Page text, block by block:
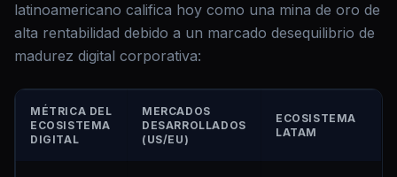
latinoamericano califica hoy como una mina de oro de
alta rentabilidad debido a un marcado desequilibrio de
madurez digital corporativa:
MÉTRICA DEL
ECOSISTEMA
DIGITAL
MERCADOS
DESARROLLADOS
(US/EU)
ECOSISTEMA
LATAM